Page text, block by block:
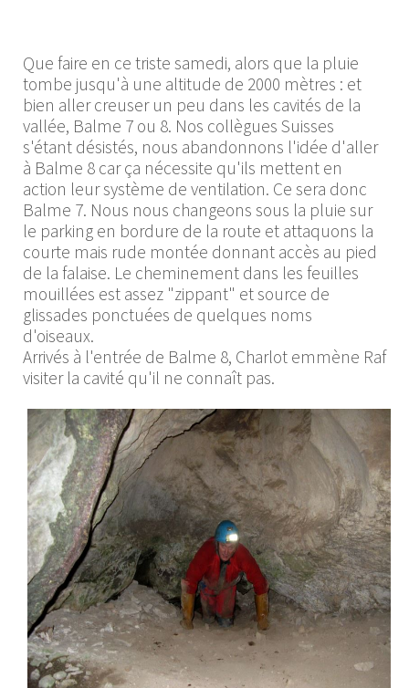
Que faire en ce triste samedi, alors que la pluie
tombe jusqu'à une altitude de 2000 mètres : et
bien aller creuser un peu dans les cavités de la
vallée, Balme 7 ou 8. Nos collègues Suisses
s'étant désistés, nous abandonnons l'idée d'aller
à Balme 8 car ça nécessite qu'ils mettent en
action leur système de ventilation. Ce sera donc
Balme 7. Nous nous changeons sous la pluie sur
le parking en bordure de la route et attaquons la
courte mais rude montée donnant accès au pied
de la falaise. Le cheminement dans les feuilles
mouillées est assez "zippant" et source de
glissades ponctuées de quelques noms
d'oiseaux.
Arrivés à l'entrée de Balme 8, Charlot emmène Raf
visiter la cavité qu'il ne connaît pas.